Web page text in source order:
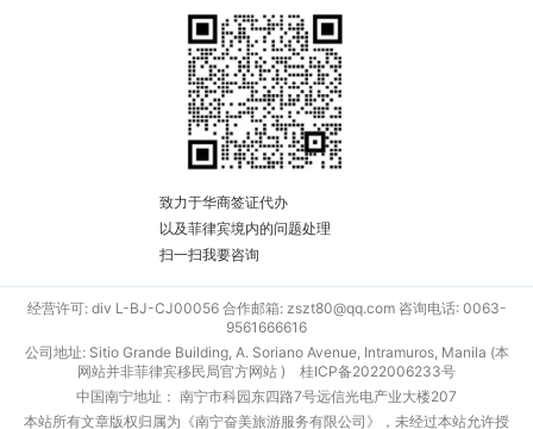
致力于华商签证代办
以及菲律宾境内的问题处理
扫一扫我要咨询
经营许可: div L-BJ-CJ00056 合作邮箱: zszt80@qq.com 咨询电话: 0063-
9561666616
公司地址: Sitio Grande Building, A. Soriano Avenue, Intramuros, Manila (本
网站并非菲律宾移民局官方网站 ) 桂ICP备2022006233号
中国南宁地址： 南宁市科园东四路7号远信光电产业大楼207
本站所有文章版权归属为《南宁奋美旅游服务有限公司》，未经过本站允许授